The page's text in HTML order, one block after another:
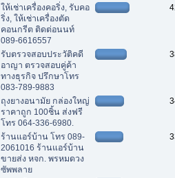
ให้เช่าเครื่องคอริ่ง, รับคอ
ริ่ง, ให้เช่าเครื่องตัด
คอนกรีต ติดต่อนนท์
089-6616557
รับตรวจสอบประวัติคดี
อาญา ตรวจสอบคู่ค้า
ทางธุรกิจ ปรึกษาโทร
083-789-9883
ถุงยางอนามัย กล่องใหญ่
ราคาถูก 100ชิ้น ส่งฟรี
โทร 064-336-6980.
ร้านแอร์บ้าน โทร 089-
2061016 ร้านแอร์บ้าน
ขายส่ง หจก. พรหมดวง
ซัพพลาย